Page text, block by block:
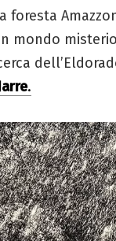
foresta
mondo
.